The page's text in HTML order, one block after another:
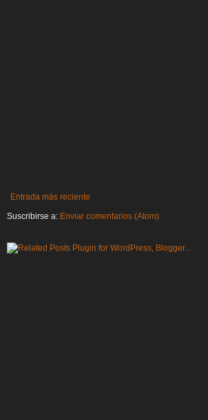
Entrada más reciente
Suscribirse a: Enviar comentarios (Atom)